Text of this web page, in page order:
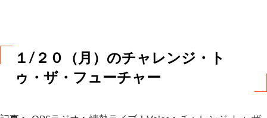
１/２０（月）のチャレンジ・ト
ゥ・ザ・フューチャー